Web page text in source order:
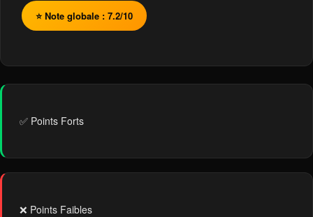
⭐ Note globale : 7.2/10
✅ Points Forts
❌ Points Faibles